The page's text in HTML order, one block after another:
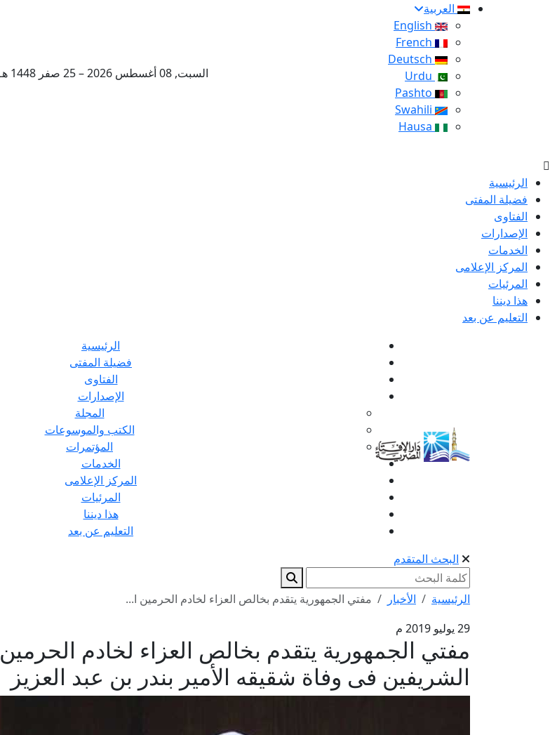
العربية
السبت, 08 أغسطس 2026 – 25 صفر 1448 هـ
الرئيسية
فضيلة المفتى
الفتاوى
الإصدارات
الخدمات
المركز الإعلامى
المرئيات
هذا ديننا
التعليم عن بعد
الرئيسية
فضيلة المفتى
الفتاوى
الإصدارات
المجلة
الكتب والموسوعات
المؤتمرات
الخدمات
المركز الإعلامى
المرئيات
هذا ديننا
التعليم عن بعد
البحث المتقدم
الرئيسية الأخبار
مفتي الجمهورية يتقدم بخالص العزاء لخادم الحرمين ا...
29 يوليو 2019 م
مفتي الجمهورية يتقدم بخالص العزاء لخادم الحرمين
الشريفين فى وفاة شقيقه الأمير بندر بن عبد العزيز